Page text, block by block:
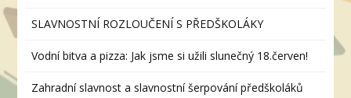
SLAVNOSTNÍ ROZLOUČENÍ S PŘEDŠKOLÁKY
Vodní bitva a pizza: Jak jsme si užili slunečný 18.červen!
Zahradní slavnost a slavnostní šerpování předškoláků